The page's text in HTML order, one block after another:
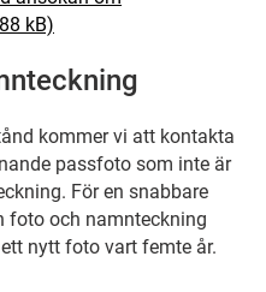
kB)
kommer vi att kontakta
passfoto som inte är
För en snabbare
foto och namnteckning
nytt foto vart femte år.